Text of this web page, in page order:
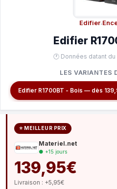
Edifier·
Edifier
🕐 Données datant du
LES VARIANTES
Edifier R1700BT - Bois — dès
⭐ MEILLEUR PRIX
Materiel.net
● +15 jours
139,95€
Livraison : +5,95€